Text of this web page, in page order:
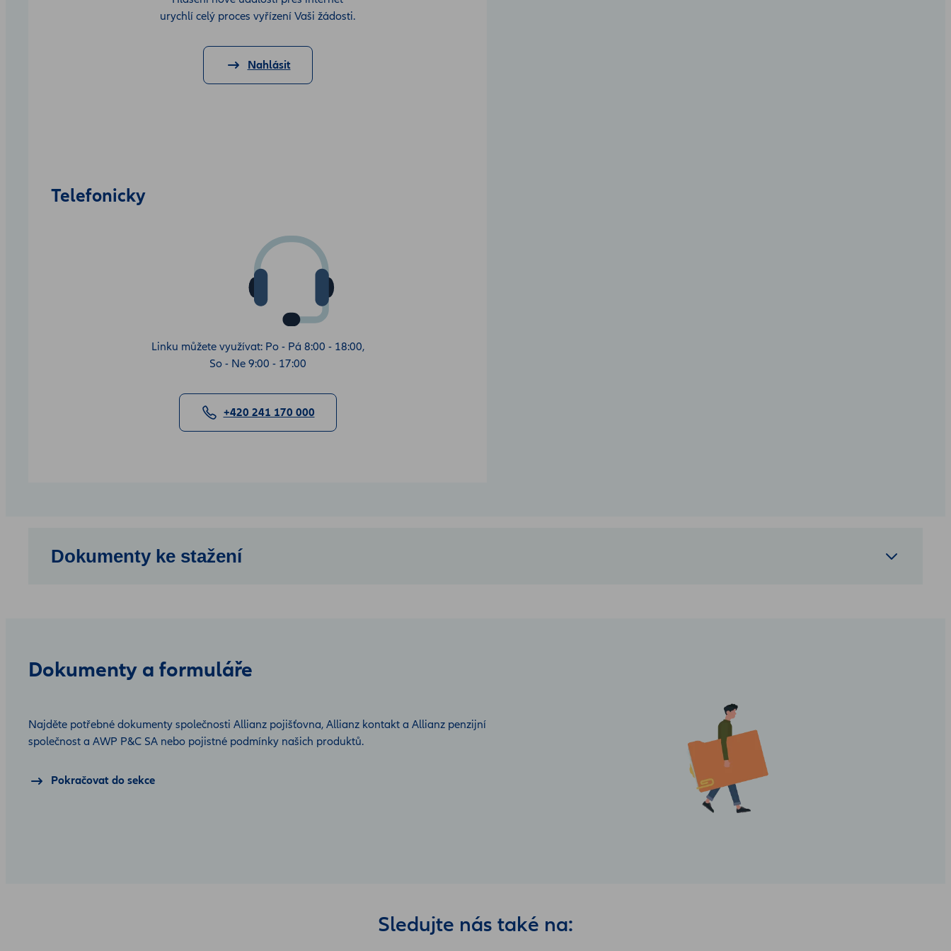
urychlí celý proces vyřízení Vaši žádosti.
Nahlásit
Telefonicky
Linku můžete využívat: Po - Pá 8:00 - 18:00,
So - Ne 9:00 - 17:00
+420 241 170 000
Dokumenty ke stažení
Dokumenty a formuláře
Najděte potřebné dokumenty společnosti Allianz pojišťovna, Allianz kontakt a Allianz penzijní
společnost a AWP P&C SA nebo pojistné podmínky našich produktů.
Pokračovat do sekce
Sledujte nás také na: